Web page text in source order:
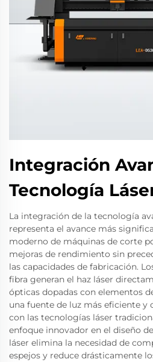
Integración
Tecnología
La integración de la tecnología
representa el avance más
moderno de máquinas de corte
mejoras de rendimiento sin
las capacidades de fabricación.
fibra generan el haz láser
ópticas dopadas con elementos
una fuente de luz más eficiente y
con las tecnologías láser
enfoque innovador en el diseño
láser elimina la necesidad de
espejos y reduce drásticamente